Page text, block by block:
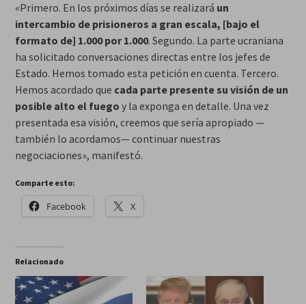
«Primero. En los próximos días se realizará un
intercambio de prisioneros a gran escala, [bajo el
formato de] 1.000 por 1.000. Segundo. La parte ucraniana
ha solicitado conversaciones directas entre los jefes de
Estado. Hemos tomado esta petición en cuenta. Tercero.
Hemos acordado que cada parte presente su visión de un
posible alto el fuego y la exponga en detalle. Una vez
presentada esa visión, creemos que sería apropiado —
también lo acordamos— continuar nuestras
negociaciones», manifestó.
Comparte esto:
Facebook X
Relacionado